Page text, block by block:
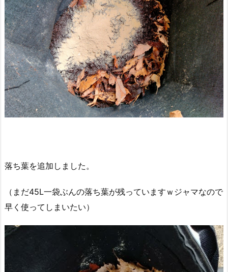
落ち葉を追加しました。
（まだ45L一袋ぶんの落ち葉が残っていますｗジャマなので
早く使ってしまいたい）